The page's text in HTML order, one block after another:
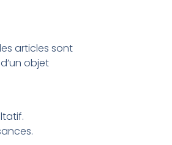
articles sont
objet